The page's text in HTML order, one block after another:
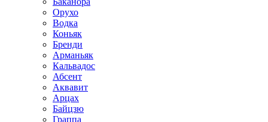
Орухо
Водка
Коньяк
Бренди
Арманьяк
Кальвадос
Абсент
Аквавит
Арцах
Байцзю
Граппа